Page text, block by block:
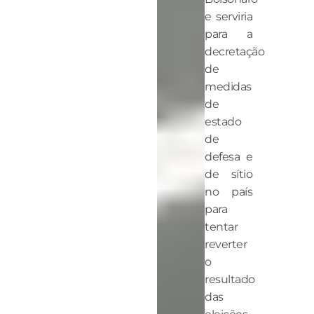
e serviria
para a
decretação
de
medidas
de
estado
de
defesa e
de sítio
no país
para
tentar
reverter
o
resultado
das